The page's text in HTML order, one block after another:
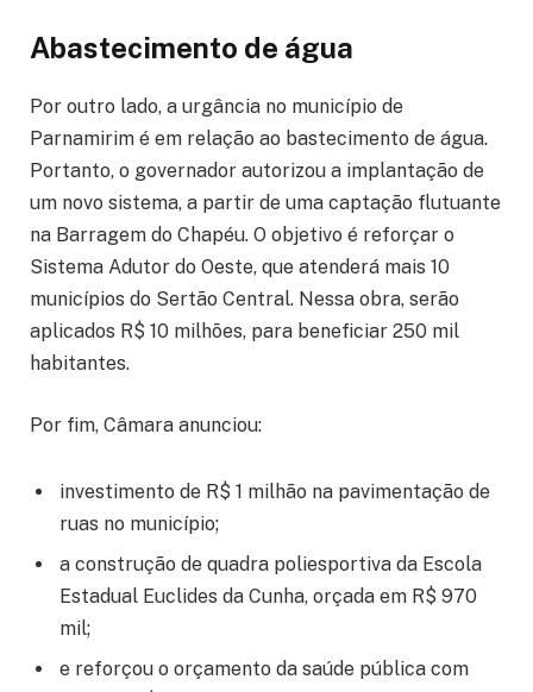
Abastecimento de água
Por outro lado, a urgância no município de
Parnamirim é em relação ao bastecimento de água.
Portanto, o governador autorizou a implantação de
um novo sistema, a partir de uma captação flutuante
na Barragem do Chapéu. O objetivo é reforçar o
Sistema Adutor do Oeste, que atenderá mais 10
municípios do Sertão Central. Nessa obra, serão
aplicados R$ 10 milhões, para beneficiar 250 mil
habitantes.
Por fim, Câmara anunciou:
investimento de R$ 1 milhão na pavimentação de
ruas no município;
a construção de quadra poliesportiva da Escola
Estadual Euclides da Cunha, orçada em R$ 970
mil;
e reforçou o orçamento da saúde pública com